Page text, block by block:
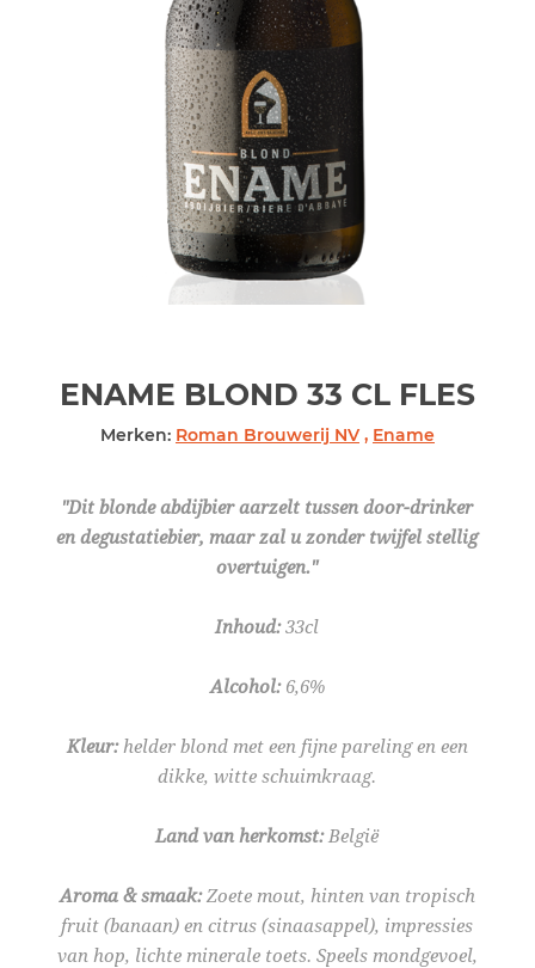
ENAME BLOND 33 CL FLES
Merken: Roman Brouwerij NV , Ename
"Dit blonde abdijbier aarzelt tussen door-drinker
en degustatiebier, maar zal u zonder twijfel stellig
overtuigen."
Inhoud:33cl
Alcohol: 6,6%
Kleur:helder blond met een fijne pareling en een
dikke, witte schuimkraag.
Land van herkomst:België
Aroma & smaak:Zoete mout, hinten van tropisch
fruit (banaan) en citrus (sinaasappel), impressies
van hop, lichte minerale toets. Speels mondgevoel,